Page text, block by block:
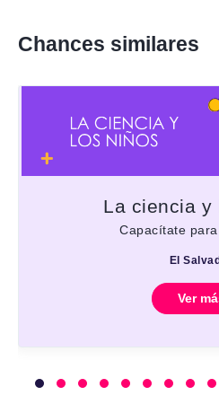
Chances similares
La ciencia y
Capacítate
El
Ver